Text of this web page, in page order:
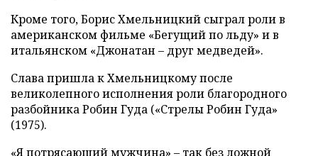
Кроме того, Борис Хмельницкий сыграл роли в
американском фильме «Бегущий по льду» и в
итальянском «Джонатан – друг медведей».
Слава пришла к Хмельницкому после
великолепного исполнения роли благородного
разбойника Робин Гуда («Стрелы Робин Гуда»
(1975).
«Я потрясающий мужчина» – так без ложной